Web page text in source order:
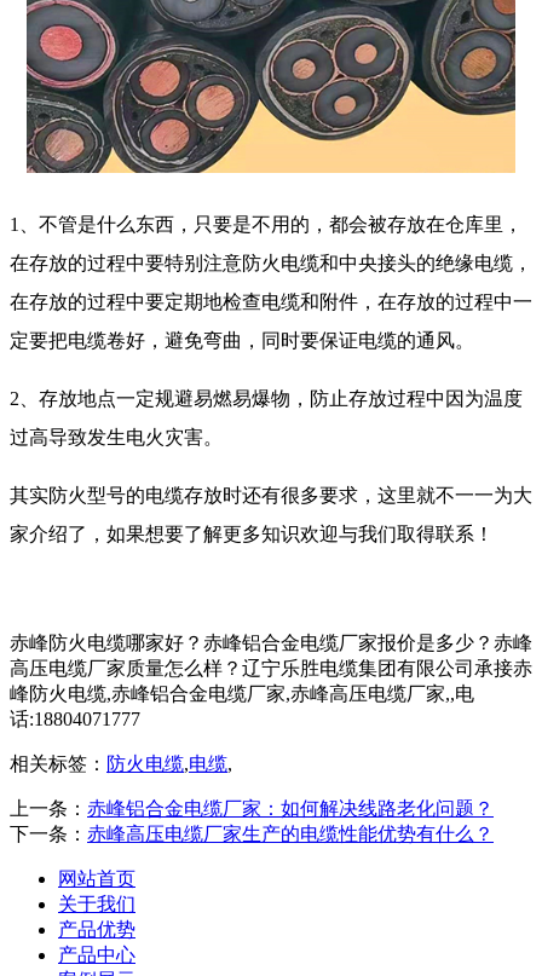
1、不管是什么东西，只要是不用的，都会被存放在仓库里，
在存放的过程中要特别注意防火电缆和中央接头的绝缘电缆，
在存放的过程中要定期地检查电缆和附件，在存放的过程中一
定要把电缆卷好，避免弯曲，同时要保证电缆的通风。
2、存放地点一定规避易燃易爆物，防止存放过程中因为温度
过高导致发生电火灾害。
其实防火型号的电缆存放时还有很多要求，这里就不一一为大
家介绍了，如果想要了解更多知识欢迎与我们取得联系！
赤峰防火电缆哪家好？赤峰铝合金电缆厂家报价是多少？赤峰
高压电缆厂家质量怎么样？辽宁乐胜电缆集团有限公司承接赤
峰防火电缆,赤峰铝合金电缆厂家,赤峰高压电缆厂家,,电
话:18804071777
相关标签： 防火电缆,电缆,
上一条： 赤峰铝合金电缆厂家：如何解决线路老化问题？
下一条： 赤峰高压电缆厂家生产的电缆性能优势有什么？
网站首页
关于我们
产品优势
产品中心